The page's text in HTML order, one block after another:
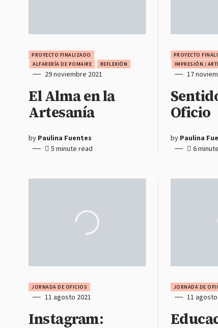
PROYECTO FINALIZADO
ALFARERÍA DE POMAIRE
REFLEXIÓN
29 noviembre 2021
El Alma en la
Artesanía
by Paulina Fuentes
5 minute read
PROYECTO
IMPRESIÓN /
17
Oficio
by Paulina
6
JORNADA DE OFICIOS
11 agosto 2021
Instagram:
JORNADA DE
11 agosto